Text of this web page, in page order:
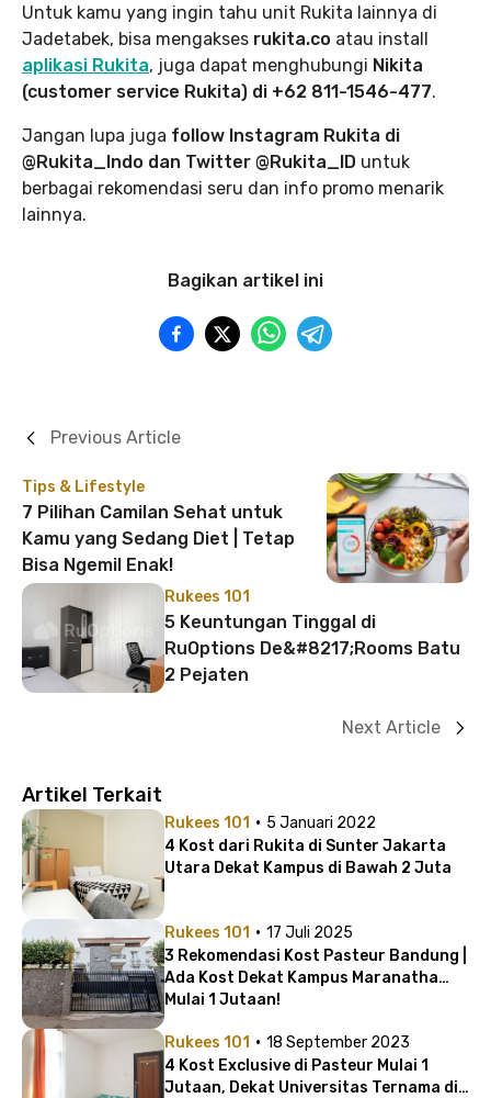
Untuk kamu yang ingin tahu unit Rukita lainnya di
Jadetabek, bisa mengakses rukita.co atau install
aplikasi Rukita, juga dapat menghubungi Nikita
(customer service Rukita) di +62 811-1546-477.
Jangan lupa juga follow Instagram Rukita di
@Rukita_Indo dan Twitter @Rukita_ID untuk
berbagai rekomendasi seru dan info promo menarik
lainnya.
Bagikan artikel ini
Tips & Lifestyle
7 Pilihan Camilan Sehat untuk
Kamu yang Sedang Diet | Tetap
Bisa Ngemil Enak!
Previous Article
Rukees 101
5 Keuntungan Tinggal di
RuOptions De&#8217;Rooms Batu
2 Pejaten
Next Article
Artikel Terkait
Rukees 101 · 5 Januari 2022
4 Kost dari Rukita di Sunter Jakarta
Utara Dekat Kampus di Bawah 2 Juta
Rukees 101 · 17 Juli 2025
3 Rekomendasi Kost Pasteur Bandung |
Ada Kost Dekat Kampus Maranatha
Mulai 1 Jutaan!
Rukees 101 · 18 September 2023
4 Kost Exclusive di Pasteur Mulai 1
Jutaan, Dekat Universitas Ternama di